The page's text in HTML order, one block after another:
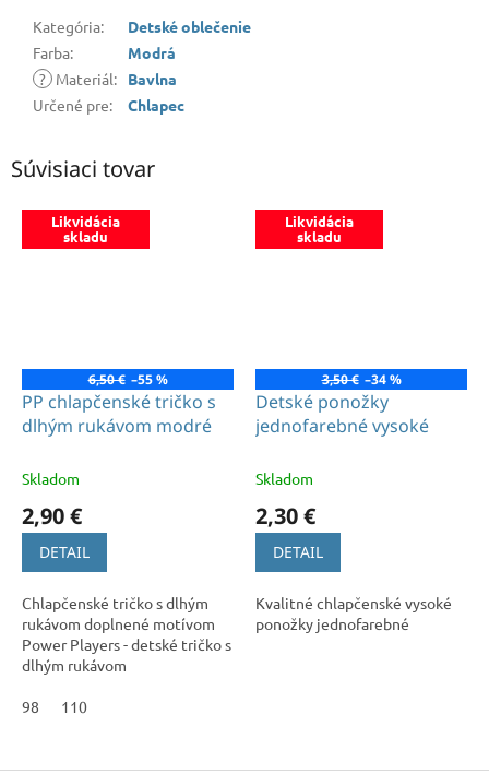
Kategória:
Detské oblečenie
Farba:
Modrá
? Materiál:
Bavlna
Určené pre: Chlapec
Súvisiaci tovar
Likvidácia
skladu
6,50 € –55 %
PP chlapčenské tričko s
dlhým rukávom modré
Skladom
2,90 €
DETAIL
Chlapčenské tričko s dlhým
rukávom doplnené motívom
Power Players - detské tričko s
dlhým rukávom
98 110
Likvidácia
skladu
3,50 € –34 %
Detské ponožky
jednofarebné vysoké
Skladom
2,30 €
DETAIL
Kvalitné chlapčenské vysoké
ponožky jednofarebné